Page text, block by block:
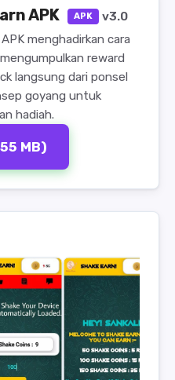
APK APK
v3.0
menghadirkan cara
reward
langsung dari ponsel
goyang untuk
hadiah.
MB)